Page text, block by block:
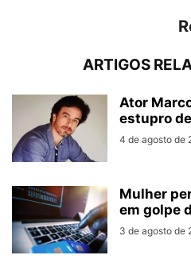
ARTIGOS
Ator
estupro
4 de agosto de
Mulher
em golpe
3 de agosto de